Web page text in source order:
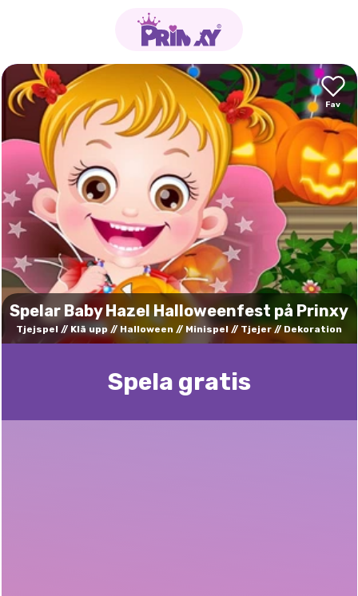
Spelar Baby Hazel Halloweenfest på Prinxy
Tjejspel Klä upp Halloween Minispel Tjejer Dekoration
Spela gratis